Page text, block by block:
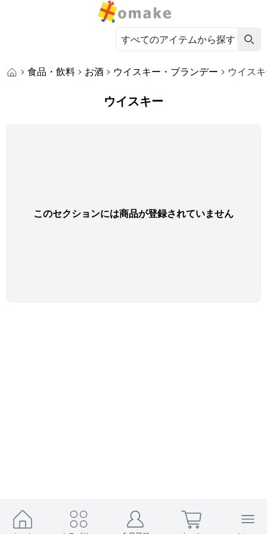
食品・飲料 お酒 ウイスキー・ブランデー ウイス
ウイスキー
このセクションには商品が登録されていません